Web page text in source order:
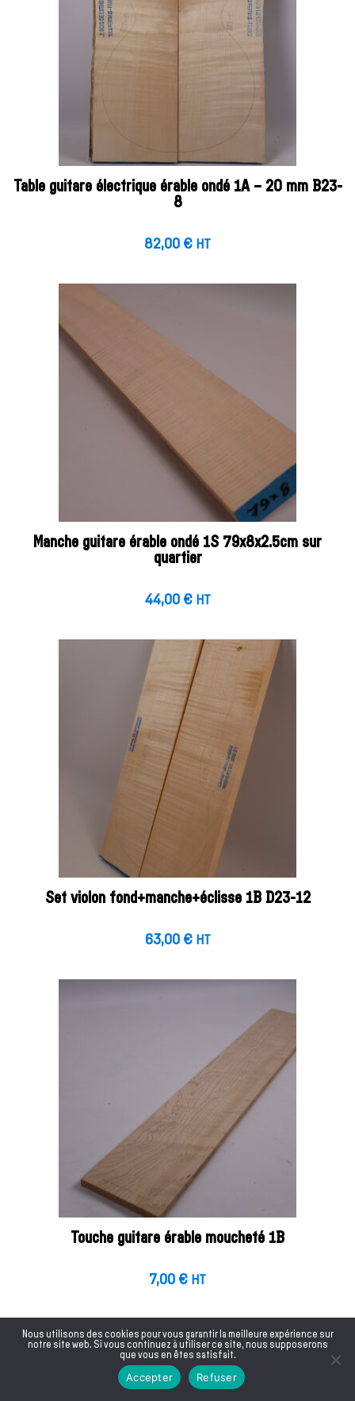
Table guitare électrique érable ondé 1A – 20 mm B23-
8
82,00 € HT
Manche guitare érable ondé 1S 79x8x2.5cm sur
quartier
44,00 € HT
Set violon fond+manche+éclisse 1B D23-12
63,00 € HT
Touche guitare érable moucheté 1B
7,00 € HT
Nous utilisons des cookies pour vous garantir la meilleure expérience sur
notre site web. Si vous continuez à utiliser ce site, nous supposerons
que vous en êtes satisfait.
Accepter Refuser